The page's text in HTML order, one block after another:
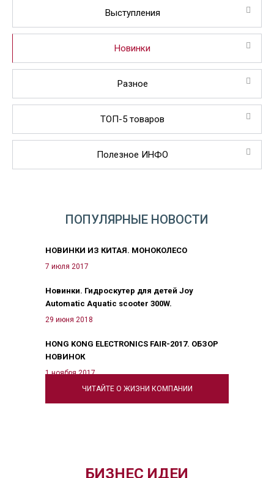
Выступления
Новинки
Разное
ТОП-5 товаров
Полезное ИНФО
ЧИТАЙТЕ О ЖИЗНИ КОМПАНИИ
ПОПУЛЯРНЫЕ НОВОСТИ
НОВИНКИ ИЗ КИТАЯ. МОНОКОЛЕСО
7 июля 2017
Новинки. Гидроскутер для детей Joy
Automatic Aquatic scooter 300W.
29 июня 2018
HONG KONG ELECTRONICS FAIR-2017. ОБЗОР
НОВИНОК
1 ноября 2017
БИЗНЕС ИДЕИ